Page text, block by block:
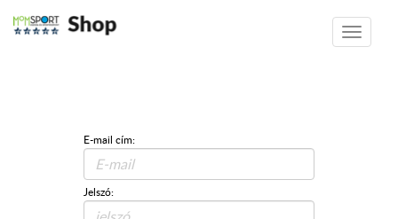
Toggle
E-mail cím:
Jelszó: